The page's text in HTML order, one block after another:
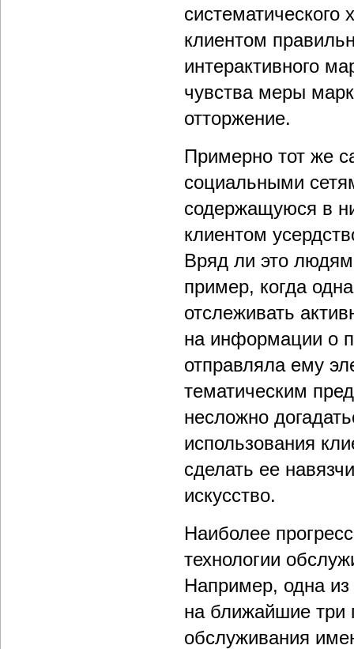
систематического
клиентом
интерактивного
чувства меры
отторжение.
Примерно тот же
социальными
содержащуюся в
клиентом
Вряд ли это
пример, когда
отслеживать
на информации о
отправляла ему
тематическим
несложно
использования
сделать ее
искусство.
Наиболее
технологии
Например, одна из
на ближайшие три
обслуживания